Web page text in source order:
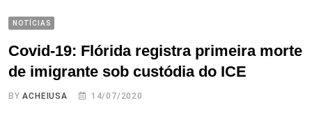
NOTÍCIAS
Covid-19: Flórida registra primeira morte
de imigrante sob custódia do ICE
BYACHEIUSA 14/07/2020